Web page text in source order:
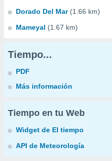
Dorado Del Mar (1.66 km)
Mameyal (1.67 km)
Tiempo...
PDF
Más información
Tiempo en tu Web
Widget de El tiempo
API de Meteorología